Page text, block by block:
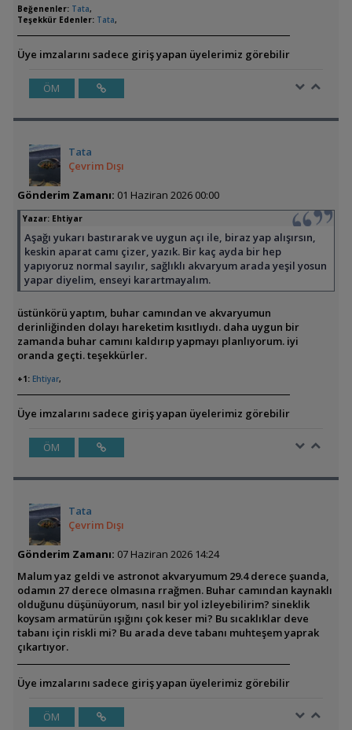
Beğenenler: Tata,
Teşekkür Edenler: Tata,
Üye imzalarını sadece giriş yapan üyelerimiz görebilir
ÖM
Tata
Çevrim Dışı
Gönderim Zamanı: 01 Haziran 2026 00:00
Yazar: Ehtiyar
Aşağı yukarı bastırarak ve uygun açı ile, biraz yap alışırsın,
keskin aparat camı çizer, yazık. Bir kaç ayda bir hep
yapıyoruz normal sayılır, sağlıklı akvaryum arada yeşil yosun
yapar diyelim, enseyi karartmayalım.
üstünkörü yaptım, buhar camından ve akvaryumun
derinliğinden dolayı hareketim kısıtlıydı. daha uygun bir
zamanda buhar camını kaldırıp yapmayı planlıyorum. iyi
oranda geçti. teşekkürler.
+1: Ehtiyar,
Üye imzalarını sadece giriş yapan üyelerimiz görebilir
ÖM
Tata
Çevrim Dışı
Gönderim Zamanı: 07 Haziran 2026 14:24
Malum yaz geldi ve astronot akvaryumum 29.4 derece şuanda,
odamın 27 derece olmasına rrağmen. Buhar camından kaynaklı
olduğunu düşünüyorum, nasıl bir yol izleyebilirim? sineklik
koysam armatürün ışığını çok keser mi? Bu sıcaklıklar deve
tabanı için riskli mi? Bu arada deve tabanı muhteşem yaprak
çıkartıyor.
Üye imzalarını sadece giriş yapan üyelerimiz görebilir
ÖM